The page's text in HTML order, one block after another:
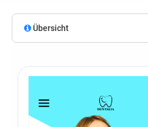
Übersicht